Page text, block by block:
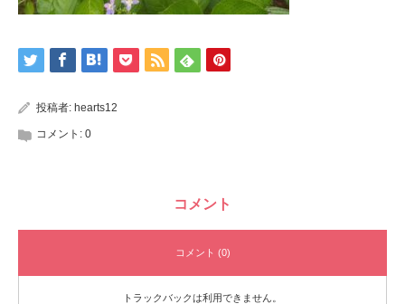
投稿者: hearts12
コメント: 0
コメント
コメント (0)
トラックバックは利用できません。